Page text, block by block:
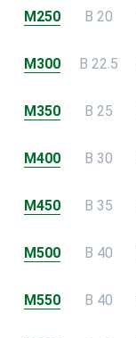
М250 В 20
М300 В 22.5
М350 В 25
М400 В 30
М450 В 35
М500 В 40
М550 В 40